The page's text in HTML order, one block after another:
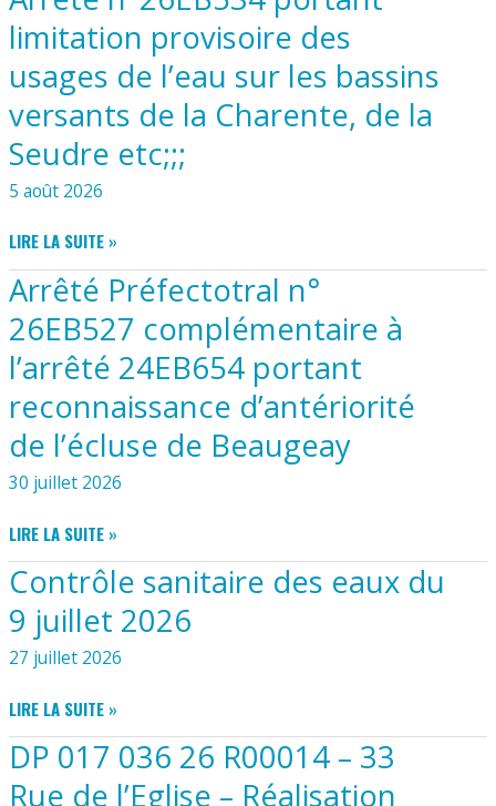
limitation provisoire des
usages de l’eau sur les bassins
versants de la Charente, de la
Seudre etc;;;
5 août 2026
ARRÊTÉ
N°26EB534
PORTANT
LIMITATION
PROVISOIRE
DES
USAGES
DE
L’EAU
SUR
LES
VERSANTS
DE
LA
CHARENTE,
DE
LA
ETC;;;
LIRE LA SUITE »
Arrêté Préfectotral n°
26EB527 complémentaire à
l’arrêté 24EB654 portant
reconnaissance d’antériorité
de l’écluse de Beaugeay
30 juillet 2026
ARRÊTÉ
PRÉFECTOTRAL
N°
26EB527
COMPLÉMENTAIRE
À
24EB654
RECONNAISSANCE
D’ANTÉRIORITÉ
DE
LIRE LA SUITE »
Contrôle sanitaire des eaux du
9 juillet 2026
27 juillet 2026
CONTRÔLE
SANITAIRE
DES
EAUX
LIRE LA SUITE »
DP 017 036 26 R00014 – 33
Rue de l’Eglise – Réalisation